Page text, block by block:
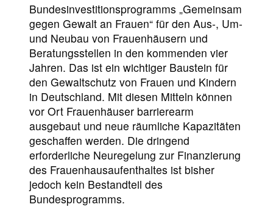
Bundesinvestitionsprogramms „Gemeinsam
gegen Gewalt an Frauen“ für den Aus-, Um-
und Neubau von Frauenhäusern und
Beratungsstellen in den kommenden vier
Jahren. Das ist ein wichtiger Baustein für
den Gewaltschutz von Frauen und Kindern
in Deutschland. Mit diesen Mitteln können
vor Ort Frauenhäuser barrierearm
ausgebaut und neue räumliche Kapazitäten
geschaffen werden. Die dringend
erforderliche Neuregelung zur Finanzierung
des Frauenhausaufenthaltes ist bisher
jedoch kein Bestandteil des
Bundesprogramms.